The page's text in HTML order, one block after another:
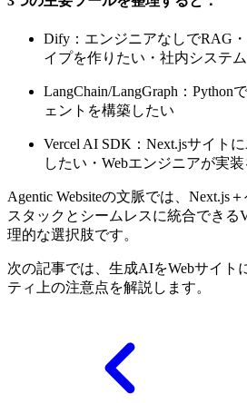
Dify：エンジニアなしでRAG
イプを作りたい・社内システ
LangChain/LangGraph：Python
ェントを構築したい
Vercel AI SDK：Next.jsサイト
したい・Webエンジニアが実
Agentic Websiteの文脈では、Next.js
スタックとシームレスに統合できる
理的な選択肢です。
次の記事では、生成AIをWebサイト
ティ上の注意点を解説します。